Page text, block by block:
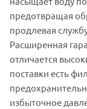
предотвращая
продлевая
Расширенная
отличается
поставки есть
избыточное